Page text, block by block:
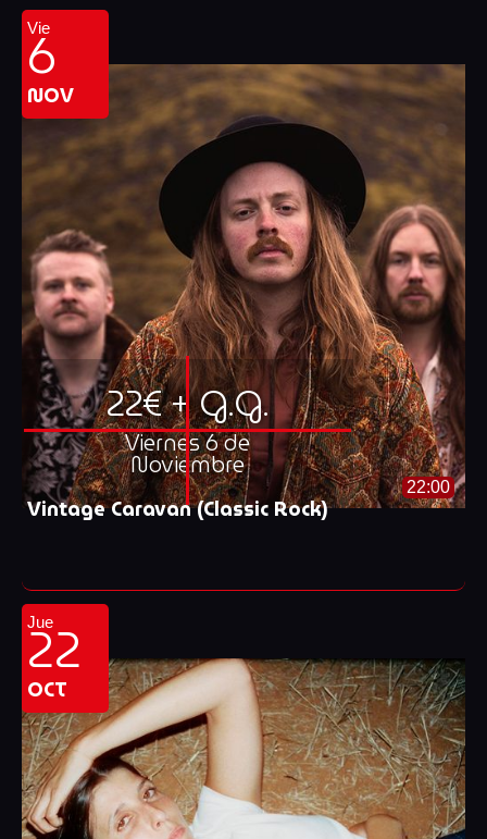
Vie
6
NOV
22€ + G.G.
Viernes 6 de
Noviembre
22:00
Vintage Caravan (Classic Rock)
Jue
22
OCT